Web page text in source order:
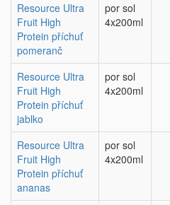
Resource Ultra
Fruit High
Protein příchuť
pomeranč
por sol
4x200ml
Resource Ultra
Fruit High
Protein příchuť
jablko
por sol
4x200ml
Resource Ultra
Fruit High
Protein příchuť
ananas
por sol
4x200ml